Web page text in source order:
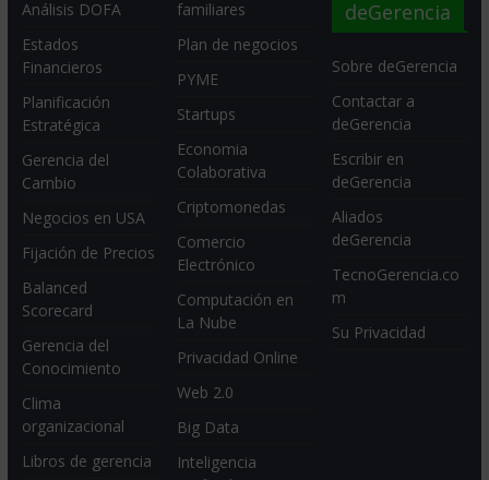
Análisis DOFA
Estados
Financieros
Planificación
Estratégica
Gerencia del
Cambio
Negocios en USA
Fijación de Precios
Balanced
Scorecard
Gerencia del
Conocimiento
Clima
organizacional
Libros de gerencia
familiares
Plan de negocios
PYME
Startups
Economia
Colaborativa
Criptomonedas
Comercio
Electrónico
Computación en
La Nube
Privacidad Online
Web 2.0
Big Data
Inteligencia
deGerencia
Sobre deGerencia
Contactar a
deGerencia
Escribir en
deGerencia
Aliados
deGerencia
TecnoGerencia.co
m
Su Privacidad